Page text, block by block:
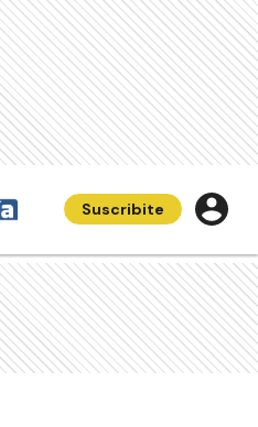
Suscribite